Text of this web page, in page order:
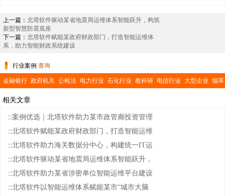
上一篇： 北塔软件驱动某省地震局运维体系智能跃升，构筑
新型智慧防震底座
下一篇： 北塔软件赋能某政府财政部门，打造智能运维体
系，助力智能财政系统建设
行业案例 查询
金融银行 政府机关 公检法 电力行业 石化行业 教科研 电信行业 大型企业 烟草
相关文章
::案例优选｜北塔软件助力某市政管廊投资管理
::北塔软件赋能某政府财政部门，打造智能运维
::北塔软件助力海关数据分中心，构建统一IT运
::北塔软件驱动某省地震局运维体系智能跃升，
::北塔软件助力某省涉密单位智能运维平台建设
::北塔软件以智能运维体系赋能某市“城市大脑